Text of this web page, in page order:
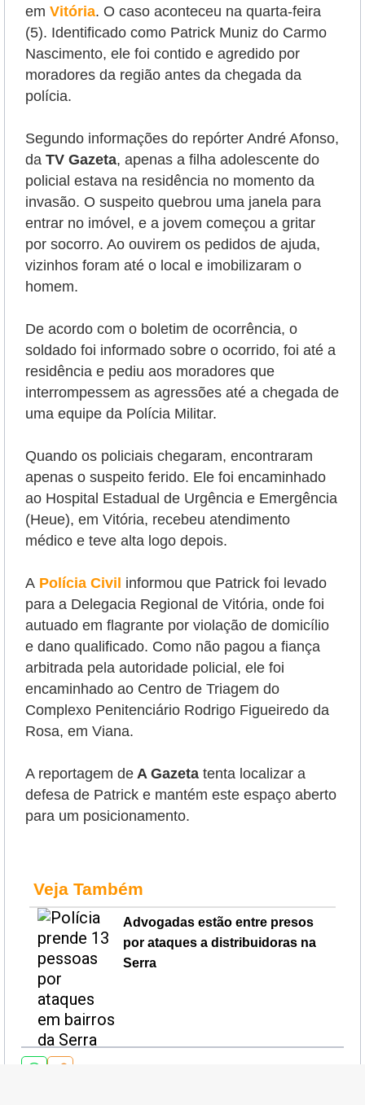
em Vitória. O caso aconteceu na quarta-feira
(5). Identificado como Patrick Muniz do Carmo
Nascimento, ele foi contido e agredido por
moradores da região antes da chegada da
polícia.
Segundo informações do repórter André Afonso,
da TV Gazeta, apenas a filha adolescente do
policial estava na residência no momento da
invasão. O suspeito quebrou uma janela para
entrar no imóvel, e a jovem começou a gritar
por socorro. Ao ouvirem os pedidos de ajuda,
vizinhos foram até o local e imobilizaram o
homem.
De acordo com o boletim de ocorrência, o
soldado foi informado sobre o ocorrido, foi até a
residência e pediu aos moradores que
interrompessem as agressões até a chegada de
uma equipe da Polícia Militar.
Quando os policiais chegaram, encontraram
apenas o suspeito ferido. Ele foi encaminhado
ao Hospital Estadual de Urgência e Emergência
(Heue), em Vitória, recebeu atendimento
médico e teve alta logo depois.
A Polícia Civil informou que Patrick foi levado
para a Delegacia Regional de Vitória, onde foi
autuado em flagrante por violação de domicílio
e dano qualificado. Como não pagou a fiança
arbitrada pela autoridade policial, ele foi
encaminhado ao Centro de Triagem do
Complexo Penitenciário Rodrigo Figueiredo da
Rosa, em Viana.
A reportagem de A Gazeta tenta localizar a
defesa de Patrick e mantém este espaço aberto
para um posicionamento.
Veja Também
Advogadas estão entre presos
por ataques a distribuidoras na
Serra